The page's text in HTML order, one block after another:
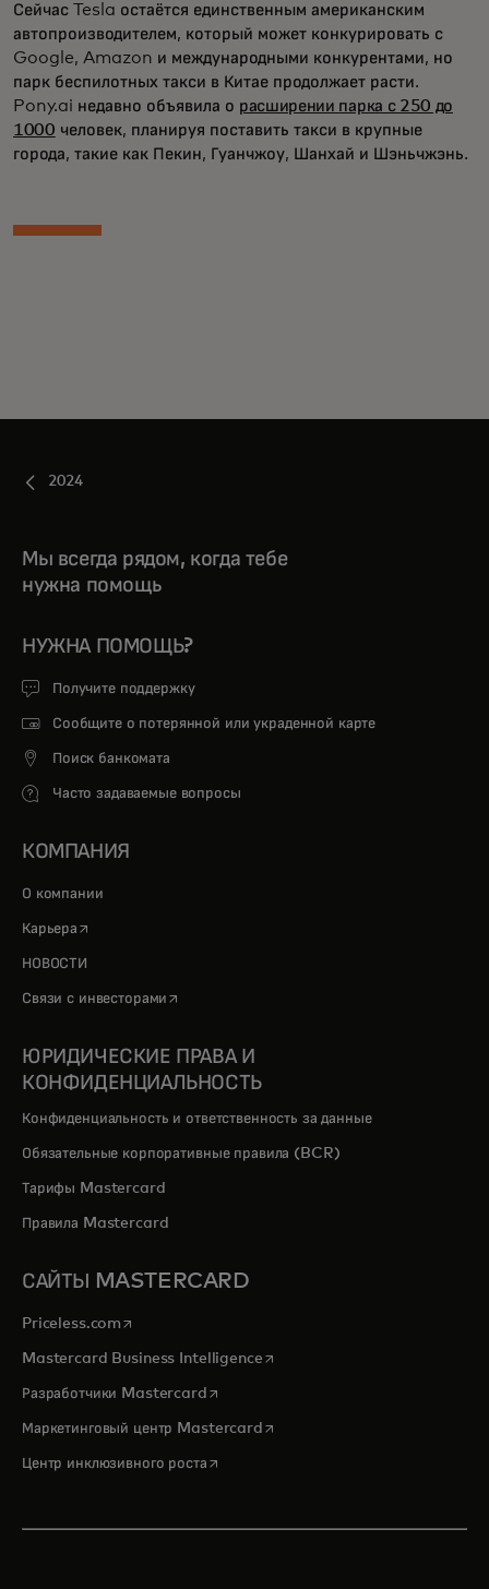
Сейчас Tesla остаётся единственным американским
автопроизводителем, который может конкурировать с
Google, Amazon и международными конкурентами, но
парк беспилотных такси в Китае продолжает расти.
Pony.ai недавно объявила о расширении парка с 250 до
1000 человек, планируя поставить такси в крупные
города, такие как Пекин, Гуанчжоу, Шанхай и Шэньчжэнь.
2024
Мы всегда рядом, когда тебе
нужна помощь
НУЖНА ПОМОЩЬ?
Получите поддержку
Сообщите о потерянной или украденной карте
Поиск банкомата
Часто задаваемые вопросы
КОМПАНИЯ
О компании
Карьера opens in a new tab
НОВОСТИ
Связи с инвесторами opens in a new tab
ЮРИДИЧЕСКИЕ ПРАВА И
КОНФИДЕНЦИАЛЬНОСТЬ
Конфиденциальность и ответственность за данные
Обязательные корпоративные правила (BCR)
Тарифы Mastercard
Правила Mastercard
САЙТЫ MASTERCARD
Priceless.com opens in a new tab
Mastercard Business Intelligenceopens in a new tab
Разработчики Mastercardopens in a new tab
Маркетинговый центр Mastercardopens in a new tab
Центр инклюзивного ростаopens in a new tab